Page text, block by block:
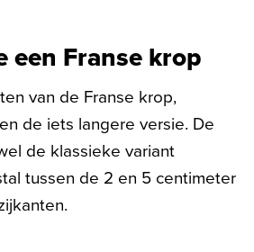
een Franse krop
van de Franse krop,
de iets langere versie. De
de klassieke variant
tussen de 2 en 5 centimeter